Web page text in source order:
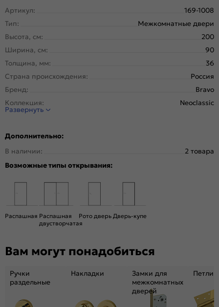
Артикул:
169-1008
Тип:
Межкомнатные двери
Высота, см:
200
Ширина, см:
90
Толщина, мм:
36
Страна происхождения:
Россия
Бренд:
Bravo
Коллекция:
Neoclassic
Стиль:
Система открывания:
Конструкция двери:
Царговая
Цвет:
Общий цвет:
Размер упаковки:
Тип коробки:
Кромка:
Возможность покраски:
Нет
Для влажных помещений:
Да
Наличие притвора:
Нет
Развернуть
Дополнительно:
В наличии:
2 товара
Возможные типы открывания:
Распашная Распашная
двустворчатая
Рото дверь Дверь-купе
Вам могут понадобиться
Ручки
раздельные
Накладки
Замки для
межкомнатных
дверей
Петли